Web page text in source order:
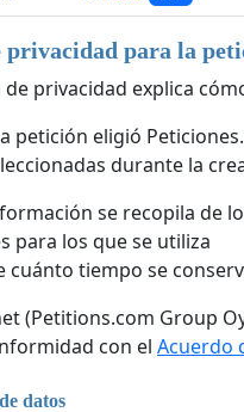
privacidad para la
de privacidad explica
petición eligió
durante la
se recopila de
para los que se utiliza
cuánto tiempo se
(Petitions.com Group
con el Acuerdo
datos